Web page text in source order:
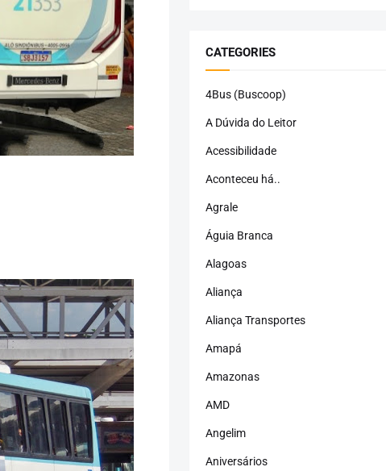
CATEGORIES
4Bus (Buscoop)
A Dúvida do Leitor
Acessibilidade
Aconteceu há..
Agrale
Águia Branca
Alagoas
Aliança
Aliança Transportes
Amapá
Amazonas
AMD
Angelim
Aniversários